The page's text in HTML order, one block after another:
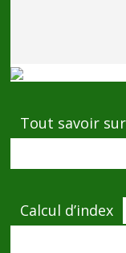
Tout savoir sur
Calcul d’index